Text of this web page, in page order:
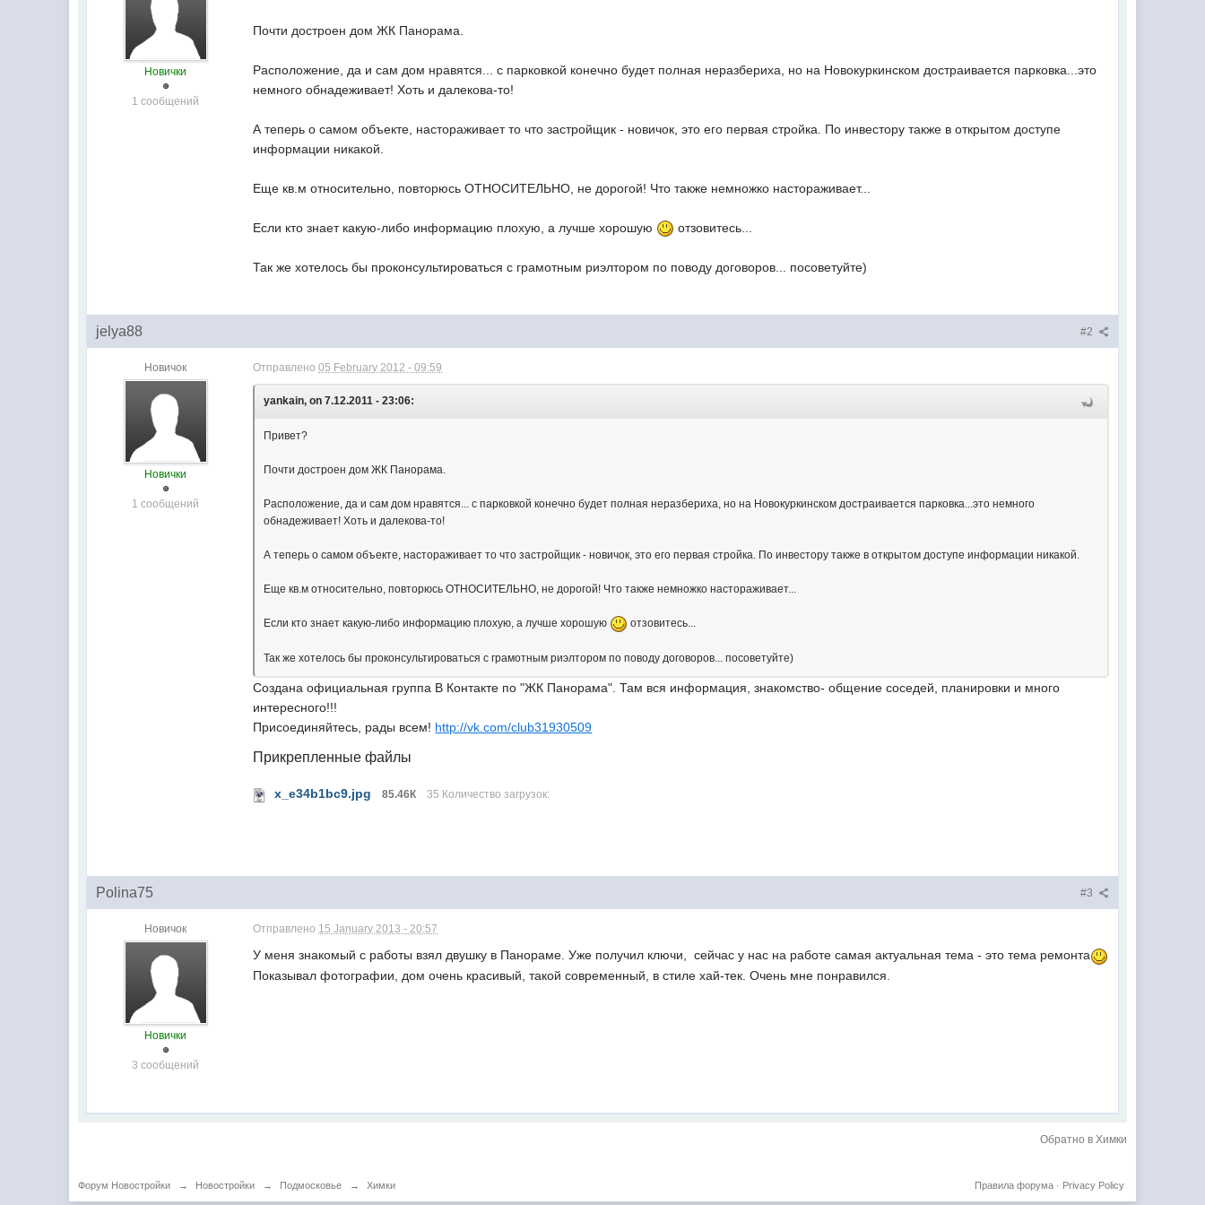
Новички
1 сообщений
Почти достроен дом ЖК Панорама.
Расположение, да и сам дом нравятся... с парковкой конечно будет полная неразбериха, но на Новокуркинском достраивается парковка...это
немного обнадеживает! Хоть и далекова-то!
А теперь о самом объекте, настораживает то что застройщик - новичок, это его первая стройка. По инвестору также в открытом доступе
информации никакой.
Еще кв.м относительно, повторюсь ОТНОСИТЕЛЬНО, не дорогой! Что также немножко настораживает...
Если кто знает какую-либо информацию плохую, а лучше хорошую отзовитесь...
Так же хотелось бы проконсультироваться с грамотным риэлтором по поводу договоров... посоветуйте)
#2
jelya88
Новичок
Новички
1 сообщений
Отправлено05 February 2012 - 09:59
yankain, on 7.12.2011 - 23:06:
Привет?
Почти достроен дом ЖК Панорама.
Расположение, да и сам дом нравятся... с парковкой конечно будет полная неразбериха, но на Новокуркинском достраивается парковка...это немного
обнадеживает! Хоть и далекова-то!
А теперь о самом объекте, настораживает то что застройщик - новичок, это его первая стройка. По инвестору также в открытом доступе информации никакой.
Еще кв.м относительно, повторюсь ОТНОСИТЕЛЬНО, не дорогой! Что также немножко настораживает...
Если кто знает какую-либо информацию плохую, а лучше хорошую отзовитесь...
Так же хотелось бы проконсультироваться с грамотным риэлтором по поводу договоров... посоветуйте)
Создана официальная группа В Контакте по "ЖК Панорама". Там вся информация, знакомство- общение соседей, планировки и много
интересного!!!
Присоединяйтесь, рады всем! http://vk.com/club31930509
Прикрепленные файлы
x_e34b1bc9.jpg 85.46К 35 Количество загрузок:
#3
Polina75
Новичок
Новички
3 сообщений
Отправлено 15 January 2013 - 20:57
У меня знакомый с работы взял двушку в Панораме. Уже получил ключи, сейчас у нас на работе самая актуальная тема - это тема ремонта
Показывал фотографии, дом очень красивый, такой современный, в стиле хай-тек. Очень мне понравился.
Обратно в Химки
Форум Новостройки → Новостройки → Подмосковье → Химки Privacy Policy
Правила форума·